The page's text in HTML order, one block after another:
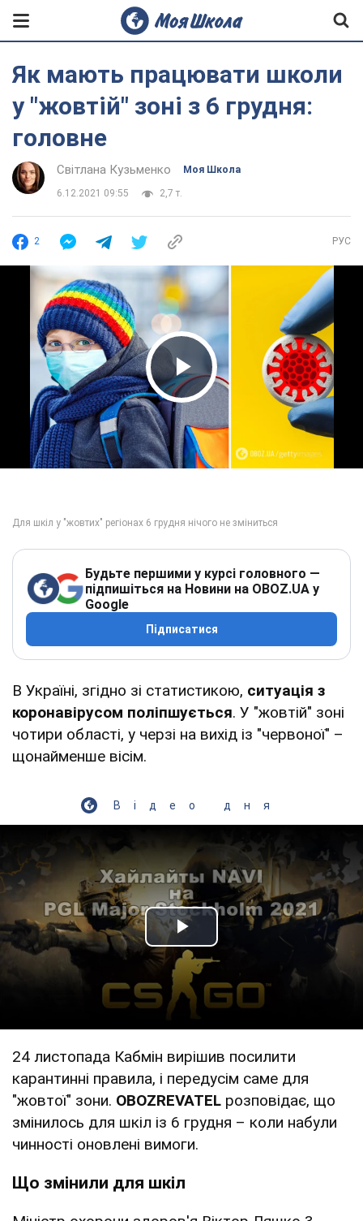
Як мають працювати школи
у "жовтій" зоні з 6 грудня:
головне
Світлана Кузьменко Моя Школа
6.12.2021 09:55 2,7 т.
2 РУС
Play Video
Будьте першими у курсі головного —
підпишіться на Новини на OBOZ.UA у
Google
Підписатися
В Україні, згідно зі статистикою, ситуація з
коронавірусом поліпшується. У "жовтій" зоні
чотири області, у черзі на вихід із "червоної" –
щонайменше вісім.
Відео дня
Play Video
24 листопада Кабмін вирішив посилити
карантинні правила, і передусім саме для
"жовтої" зони. OBOZREVATEL розповідає, що
змінилось для шкіл із 6 грудня – коли набули
чинності оновлені вимоги.
Що змінили для шкіл